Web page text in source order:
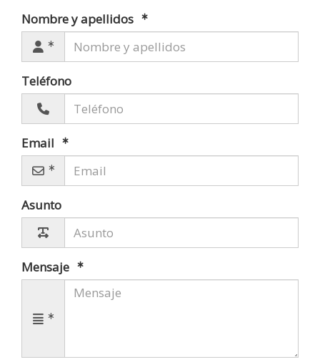
Nombre y apellidos
Teléfono
Email
Asunto
Mensaje